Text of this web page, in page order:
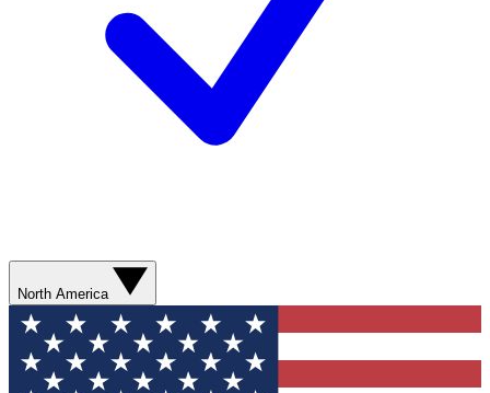
North America